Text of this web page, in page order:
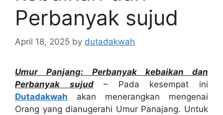
Perbanyak sujud
April 18, 2025 by dutadakwah
Umur Panjang: Perbanyak kebaikan dan
Perbanyak sujud– Pada kesempat ini
Dutadakwah akan menerangkan mengenai
Orang yang dianugerahi Umur Panajang. Untuk